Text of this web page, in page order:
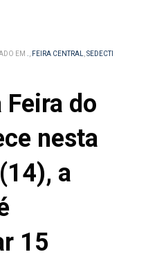
EM ., FEIRA CENTRAL,SEDECTI
Feira do
nesta
a
15